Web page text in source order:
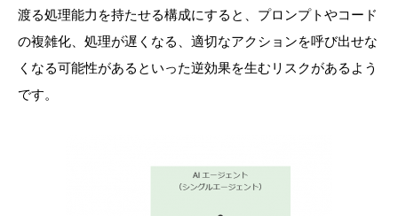
渡る処理能力を持たせる構成にすると、プロンプトやコード
の複雑化、処理が遅くなる、適切なアクションを呼び出せな
くなる可能性があるといった逆効果を生むリスクがあるよう
です。